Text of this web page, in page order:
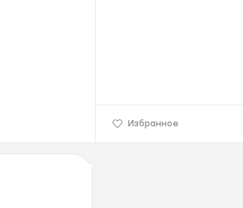
Избранное